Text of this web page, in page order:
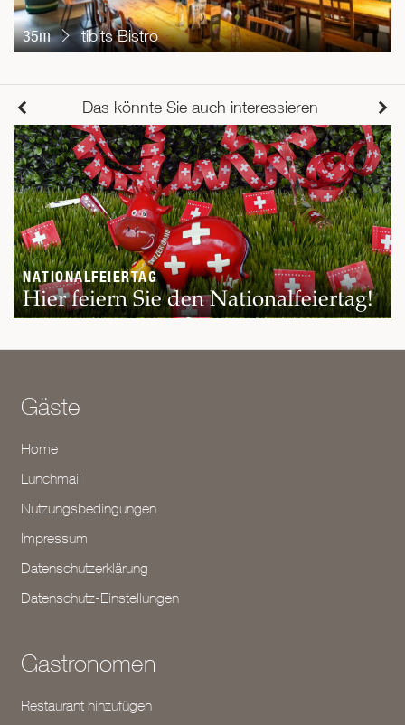
35m tibits Bistro
Das könnte Sie auch interessieren
NATIONALFEIERTAG
Hier feiern Sie den Nationalfeiertag!
Gäste
Home
Lunchmail
Nutzungsbedingungen
Impressum
Datenschutzerklärung
Datenschutz-Einstellungen
Gastronomen
Restaurant hinzufügen